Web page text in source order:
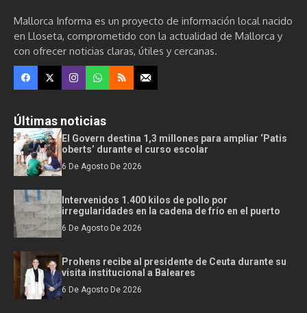
Mallorca Informa es un proyecto de información local nacido
en Lloseta, comprometido con la actualidad de Mallorca y
con ofrecer noticias claras, útiles y cercanas.
Últimas noticias
El Govern destina 1,3 millones para ampliar ‘Patis
oberts’ durante el curso escolar
6 De Agosto De 2026
Intervenidos 1.400 kilos de pollo por
irregularidades en la cadena de frío en el puerto
6 De Agosto De 2026
Prohens recibe al presidente de Ceuta durante su
visita institucional a Baleares
6 De Agosto De 2026